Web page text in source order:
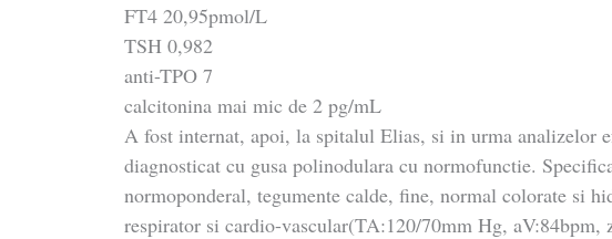
FT4 20,95pmol/L
TSH 0,982
anti-TPO 7
calcitonina mai mic de 2 pg/mL
A fost internat, apoi, la spitalul Elias, si in urma analizelor
diagnosticat cu gusa polinodulara cu normofunctie.
normoponderal, tegumente calde, fine, normal colorate si
respirator si cardio-vascular(TA:120/70mm Hg, aV:84bpm,